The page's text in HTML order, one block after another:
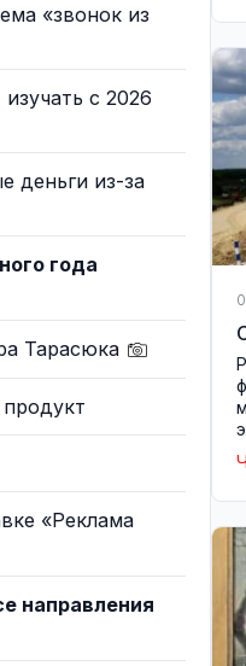
«звонок из
с 2026
деньги из-за
года
Тарасюка
«Реклама
направления